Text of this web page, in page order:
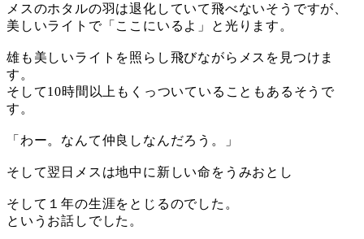
メスのホタルの羽は退化していて飛べないそうですが、
美しいライトで「ここにいるよ」と光ります。
雄も美しいライトを照らし飛びながらメスを見つけま
す。
そして10時間以上もくっついていることもあるそうで
す。
「わー。なんて仲良しなんだろう。」
そして翌日メスは地中に新しい命をうみおとし
そして１年の生涯をとじるのでした。
というお話しでした。